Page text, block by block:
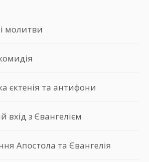
молитви
єктенія та антифони
вхід з Євангелієм
Апостола та Євангелія